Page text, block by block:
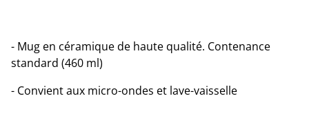
- Mug en céramique de haute qualité. Contenance
standard (460 ml)
- Convient aux micro-ondes et lave-vaisselle